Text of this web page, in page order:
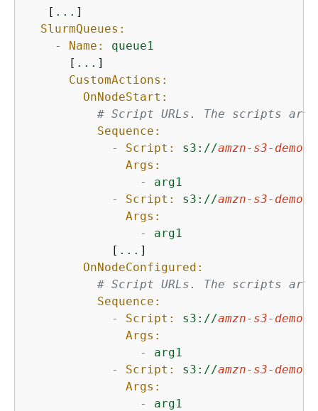
   [
... ]
SlurmQueues:
-
Name:
queue1
      [
... ]
CustomActions:
OnNodeStart:
# Script URLs. The scripts
Sequence:
-
Script: s3://amzn-s3-demo-
Args:
-
arg1
-
Script: s3://amzn-s3-demo-
Args:
-
arg1
            [
... ]
OnNodeConfigured:
# Script URLs. The scripts
Sequence:
-
Script: s3://amzn-s3-demo-
Args:
-
arg1
-
Script: s3://amzn-s3-demo-
Args:
-
arg1